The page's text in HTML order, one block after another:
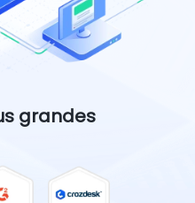
grandes